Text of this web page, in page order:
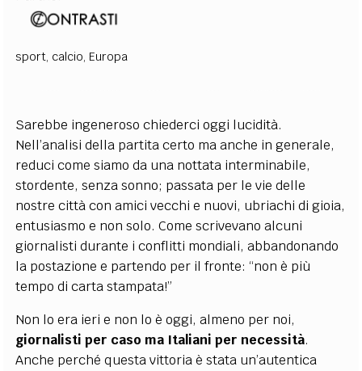
sport, calcio, Europa
Sarebbe ingeneroso chiederci oggi lucidità.
Nell’analisi della partita certo ma anche in generale,
reduci come siamo da una nottata interminabile,
stordente, senza sonno; passata per le vie delle
nostre città con amici vecchi e nuovi, ubriachi di gioia,
entusiasmo e non solo. Come scrivevano alcuni
giornalisti durante i conflitti mondiali, abbandonando
la postazione e partendo per il fronte: “non è più
tempo di carta stampata!”
Non lo era ieri e non lo è oggi, almeno per noi,
giornalisti per caso ma Italiani per necessità.
Anche perché questa vittoria è stata un’autentica